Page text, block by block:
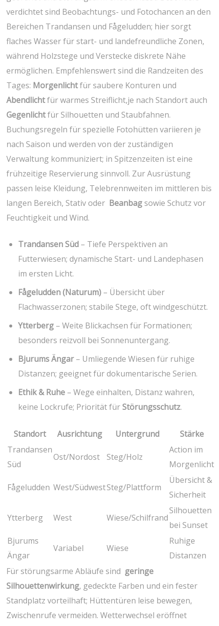
verdichtet sind ⁤Beobachtungs- und Fotochancen an den
Bereichen Trandansen und Fågeludden; hier sorgt
flaches‍ Wasser für start- und landefreundliche Zonen,
während Holzstege und Verstecke diskrete Nähe
ermöglichen. Empfehlenswert sind die Randzeiten des
Tages: Morgenlichtfür saubere Konturen und
Abendlichtfür‌ warmes Streiflicht,je ‍nach Standort auch
Gegenlichtfür Silhouetten und Staubfahnen.
Buchungsregeln für spezielle Fotohütten variieren je
nach‍ Saison und werden von der​ zuständigen⁣
Verwaltung kommuniziert; in Spitzenzeiten ist eine​
frühzeitige Reservierung sinnvoll.⁣ Zur Ausrüstung
passen leise Kleidung, Telebrennweiten im mittleren bis
langen Bereich, Stativ oder ‍ Beanbagsowie Schutz vor
Feuchtigkeit und Wind.
Trandansen Süd – Tiefe Perspektiven an
Futterwiesen; dynamische⁤ Start- und‌ Landephasen‍
im ersten Licht.
Fågeludden (Naturum) – ⁤Übersicht über
‌Flachwasserzonen; stabile Stege, oft windgeschützt.
Ytterberg – Weite ‌Blickachsen für Formationen;
besonders reizvoll bei Sonnenuntergang.
Bjurums Ängar– Umliegende Wiesen⁢ für ruhige
Distanzen; geeignet für dokumentarische Serien.
Ethik & Ruhe – Wege einhalten, Distanz wahren,
keine Lockrufe; Priorität​ für‌Störungsschutz.
Standort Ausrichtung Untergrund
Stärke
Trandansen
​Süd
Ost/Nordost Steg/Holz
Action im
Morgenlicht
Fågeludden West/SüdwestSteg/Plattform
Übersicht &
⁣Sicherheit
Ytterberg West Wiese/Schilfrand
Silhouetten
bei Sunset
Bjurums
Ängar
Variabel Wiese
Ruhige
Distanzen
Für störungsarme ‌Abläufe sind ⁤ geringe
Silhouettenwirkung, ​gedeckte Farben und ein fester
Standplatz vorteilhaft; Hüttentüren leise⁢ bewegen,
Zwischenrufe‍ vermeiden. Wetterwechsel eröffnet